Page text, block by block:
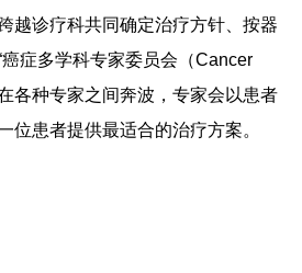
越诊疗科共同确定治疗方针、按器
症多学科专家委员会（Cancer
各种专家之间奔波，专家会以患者
位患者提供最适合的治疗方案。